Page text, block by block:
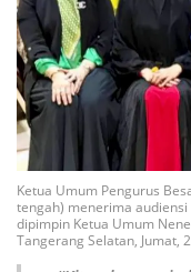
Ketua Umum Pengurus
tengah) menerima
dipimpin Ketua Umum
Tangerang Selatan, Jumat,